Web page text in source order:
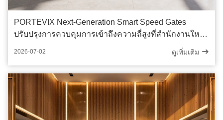
PORTEVIX Next-Generation Smart Speed Gates
ปรับปรุงการควบคุมการเข้าถึงความถี่สูงที่สํานักงานใหญ่
2026-07-02 ดูเพิ่มเติม